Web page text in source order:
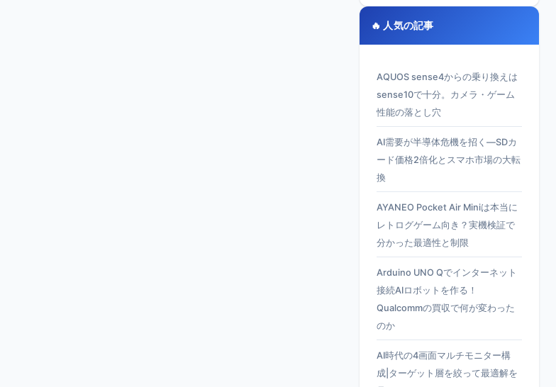
🔥 人気の記事
AQUOS sense4からの乗り換えは
sense10で十分。カメラ・ゲーム
性能の落とし穴
AI需要が半導体危機を招く—SDカ
ード価格2倍化とスマホ市場の大転
換
AYANEO Pocket Air Miniは本当に
レトログゲーム向き？実機検証で
分かった最適性と制限
Arduino UNO Qでインターネット
接続AIロボットを作る！
Qualcommの買収で何が変わった
のか
AI時代の4画面マルチモニター構
成|ターゲット層を絞って最適解を